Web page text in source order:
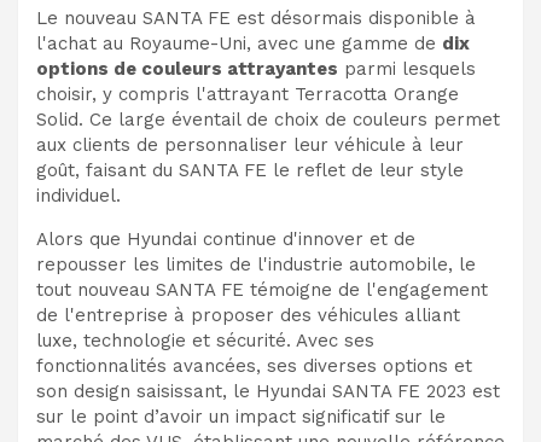
Le nouveau SANTA FE est désormais disponible à
l'achat au Royaume-Uni, avec une gamme de dix
options de couleurs attrayantes parmi lesquels
choisir, y compris l'attrayant Terracotta Orange
Solid. Ce large éventail de choix de couleurs permet
aux clients de personnaliser leur véhicule à leur
goût, faisant du SANTA FE le reflet de leur style
individuel.
Alors que Hyundai continue d'innover et de
repousser les limites de l'industrie automobile, le
tout nouveau SANTA FE témoigne de l'engagement
de l'entreprise à proposer des véhicules alliant
luxe, technologie et sécurité. Avec ses
fonctionnalités avancées, ses diverses options et
son design saisissant, le Hyundai SANTA FE 2023 est
sur le point d’avoir un impact significatif sur le